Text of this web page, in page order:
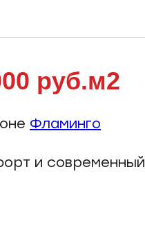
руб.м2
Фламинго
и современный